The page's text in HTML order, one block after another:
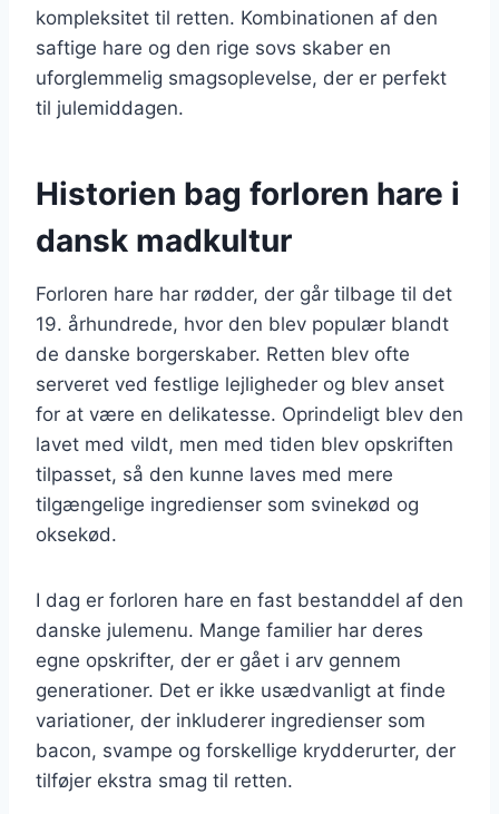
kompleksitet til retten. Kombinationen af den
saftige hare og den rige sovs skaber en
uforglemmelig smagsoplevelse, der er perfekt
til julemiddagen.
Historien bag forloren hare i
dansk madkultur
Forloren hare har rødder, der går tilbage til det
19. århundrede, hvor den blev populær blandt
de danske borgerskaber. Retten blev ofte
serveret ved festlige lejligheder og blev anset
for at være en delikatesse. Oprindeligt blev den
lavet med vildt, men med tiden blev opskriften
tilpasset, så den kunne laves med mere
tilgængelige ingredienser som svinekød og
oksekød.
I dag er forloren hare en fast bestanddel af den
danske julemenu. Mange familier har deres
egne opskrifter, der er gået i arv gennem
generationer. Det er ikke usædvanligt at finde
variationer, der inkluderer ingredienser som
bacon, svampe og forskellige krydderurter, der
tilføjer ekstra smag til retten.